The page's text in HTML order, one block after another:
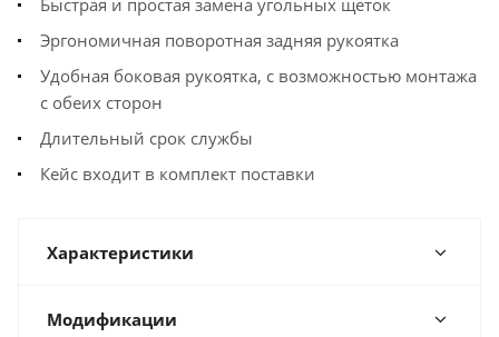
Эргономичная поворотная задняя рукоятка
Удобная боковая рукоятка, с возможностью монтажа
с обеих сторон
Длительный срок службы
Кейс входит в комплект поставки
Характеристики
Модификации